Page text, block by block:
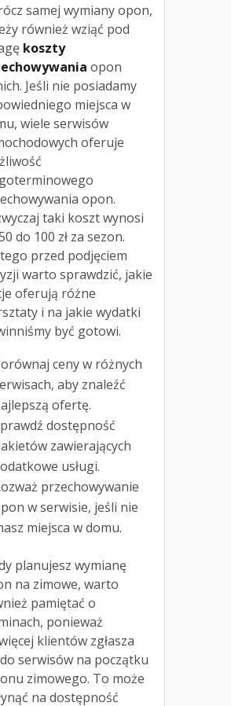
samej wymiany opon,
również wziąć pod
koszty
opon
Jeśli nie posiadamy
miejsca w
wiele serwisów
oferuje
opon.
taki koszt wynosi
do 100 zł za sezon.
przed podjęciem
warto sprawdzić, jakie
oferują różne
i na jakie wydatki
być gotowi.
ceny w różnych
aby znaleźć
ofertę.
dostępność
zawierających
usługi.
przechowywanie
w serwisie, jeśli nie
miejsca w domu.
planujesz wymianę
na zimowe, warto
pamiętać o
ponieważ
klientów zgłasza
serwisów na początku
zimowego. To może
na dostępność